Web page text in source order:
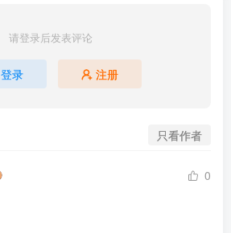
请登录后发表评论
登录 注册
只看作者
0